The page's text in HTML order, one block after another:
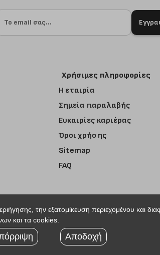
Χρήσιμες πληροφορίες
Η εταιρία
Σημεία παραλαβής
Ευκαιρίες καριέρας
Όροι χρήσης
Sitemap
FAQ
την εξατομίκευση περιεχομένου και
και τα cookies.
Αποδοχή